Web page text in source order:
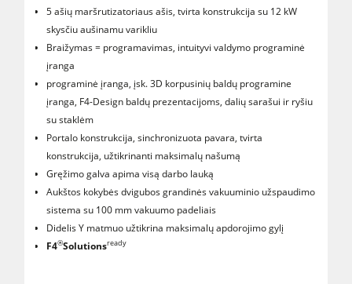
5 ašių maršrutizatoriaus ašis, tvirta konstrukcija su 12 kW
skysčiu aušinamu varikliu
Braižymas = programavimas, intuityvi valdymo programinė
įranga
programinė įranga, įsk. 3D korpusinių baldų programine
įranga, F4-Design baldų prezentacijoms, dalių sarašui ir ryšiu
su staklėm
Portalo konstrukcija, sinchronizuota pavara, tvirta
konstrukcija, užtikrinanti maksimalų našumą
Gręžimo galva apima visą darbo lauką
Aukštos kokybės dvigubos grandinės vakuuminio užspaudimo
sistema su 100 mm vakuumo padeliais
Didelis Y matmuo užtikrina maksimalų apdorojimo gylį
F4®Solutionsready